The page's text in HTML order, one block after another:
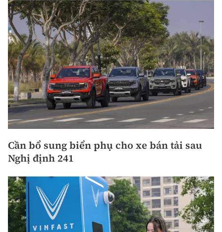
Cần bổ sung biển phụ cho xe bán tải sau
Nghị định 241